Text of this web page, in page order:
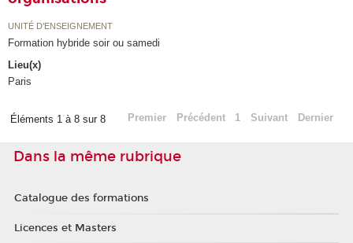
UNITÉ D’ENSEIGNEMENT
Formation hybride soir ou samedi
Lieu(x)
Paris
Éléments 1 à 8 sur 8 Premier Précédent 1 Suivant Dernier
Dans la même rubrique
Catalogue des formations
Licences et Masters